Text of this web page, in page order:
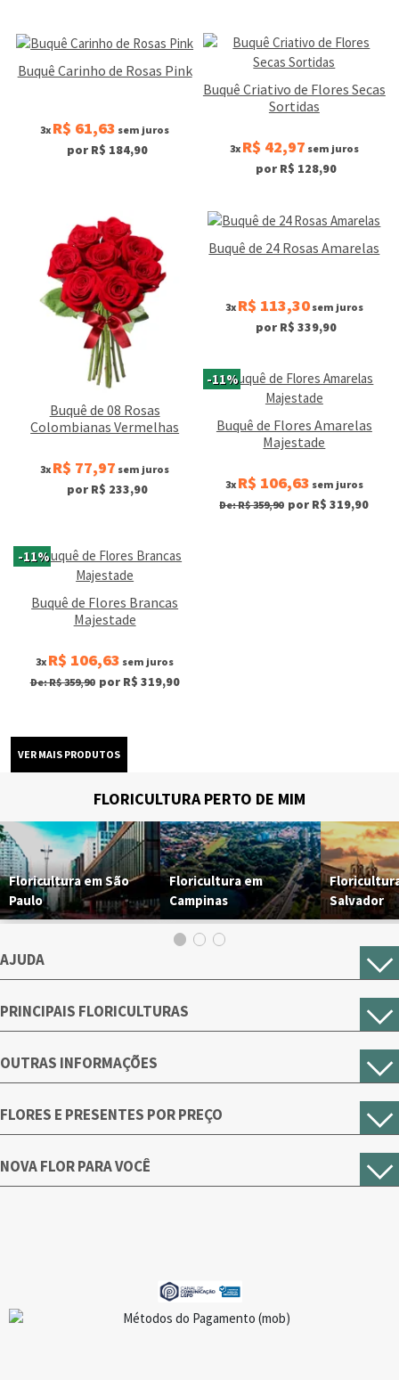
Buquê Carinho de Rosas Pink
3x R$ 61,63 sem juros
por R$ 184,90
Buquê Criativo de Flores Secas
Sortidas
3x R$ 42,97 sem juros
por R$ 128,90
Buquê de 08 Rosas
Colombianas Vermelhas
3x R$ 77,97 sem juros
por R$ 233,90
Buquê de 24 Rosas Amarelas
3x R$ 113,30sem juros
por R$ 339,90
-11%
Buquê de Flores Amarelas
Majestade
3x R$ 106,63 sem juros
De: R$ 359,90 por R$ 319,90
-11%
Buquê de Flores Brancas
Majestade
3x R$ 106,63 sem juros
De: R$ 359,90 por R$ 319,90
FLORICULTURA PERTO DE MIM
Floricultura em São
Paulo
Floricultura em
Campinas
Salvador
AJUDA
PRINCIPAIS FLORICULTURAS
OUTRAS INFORMAÇÕES
FLORES E PRESENTES POR PREÇO
NOVA FLOR PARA VOCÊ